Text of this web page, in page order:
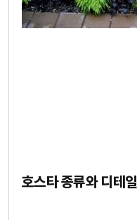
호스타 종류와 디테일